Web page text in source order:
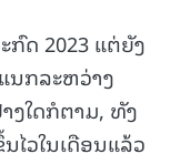
ດ 2023 ແຕ່ຍັງ
ນກລະຫວ່າງ
ງໃດກໍຕາມ, ທັງ
ໄວໃນເດືອນແລ້ວ